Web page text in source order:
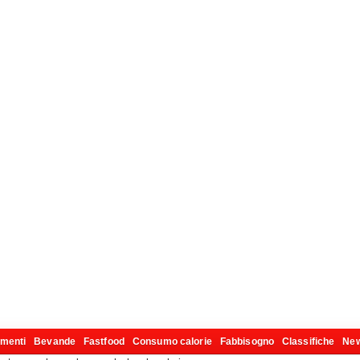
Bevande Fastfood Consumo calorie Fabbisogno Classifiche